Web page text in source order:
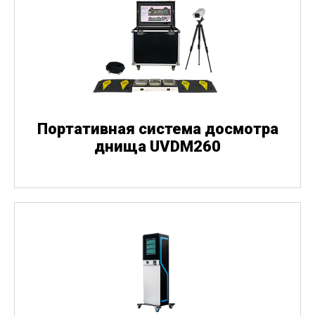
Портативная система досмотра
днища UVDM260